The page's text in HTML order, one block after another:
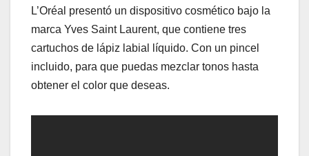
L’Oréal presentó un dispositivo cosmético bajo la
marca Yves Saint Laurent, que contiene tres
cartuchos de lápiz labial líquido. Con un pincel
incluido, para que puedas mezclar tonos hasta
obtener el color que deseas.